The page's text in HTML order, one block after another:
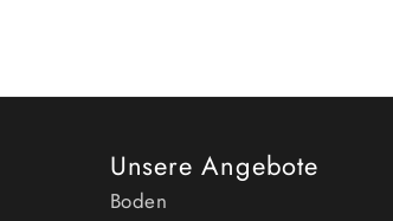
Unsere Angebote
Boden